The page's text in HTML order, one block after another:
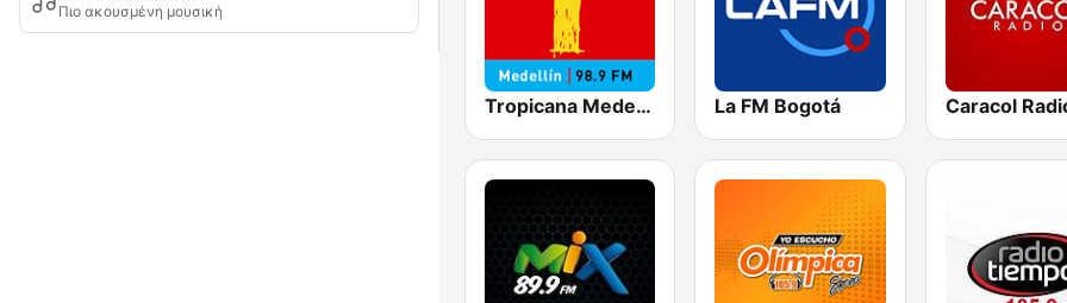
Πιο ακουσμένη μουσική
Tropicana Medellín La FM Bogotá Caracol